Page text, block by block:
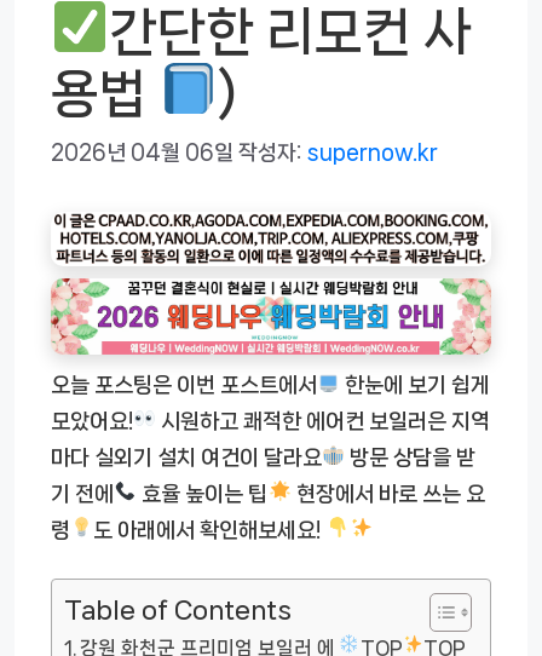
간단한 리모컨 사
용법
)
2026년 04월 06일 작성자: supernow.kr
오늘 포스팅은 이번 포스트에서
한눈에 보기 쉽게
모았어요!
시원하고 쾌적한 에어컨 보일러은 지역
마다 실외기 설치 여건이 달라요
방문 상담을 받
기 전에
효율 높이는 팁
현장에서 바로 쓰는 요
령
도 아래에서 확인해보세요!
Table of Contents
강원 화천군 프리미엄 보일러 에
TOP
TOP